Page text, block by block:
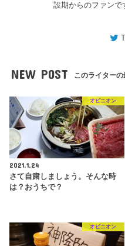
設期からのファンで
NEW POST このライター
オピニオン
2021.1.24
さて自粛しましょう。そんな時
は？おうちで？
オピニオン